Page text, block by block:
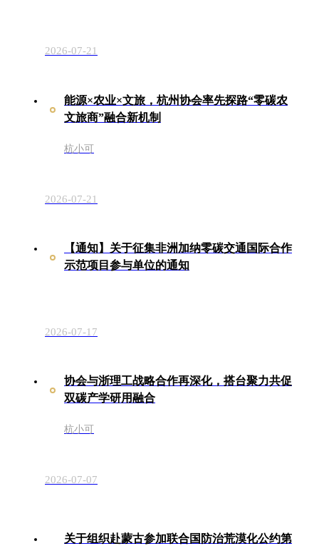
2026-07-21
能源×农业×文旅，杭州协会率先探路“零碳农
文旅商”融合新机制
杭小可
2026-07-21
【通知】关于征集非洲加纳零碳交通国际合作
示范项目参与单位的通知
2026-07-17
协会与浙理工战略合作再深化，搭台聚力共促
双碳产学研用融合
杭小可
2026-07-07
关于组织赴蒙古参加联合国防治荒漠化公约第